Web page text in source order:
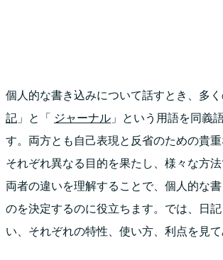
個人的な書き込みについて話すとき、多く
記 」と「 ジャーナル 」という用語を同義
す。両方とも自己表現と反省のための貴重
それぞれ異なる目的を果たし、様々な方法
両者の違いを理解することで、個人的な
のを決定するのに役立ちます。では、日
い、それぞれの特性、使い方、利点を見て